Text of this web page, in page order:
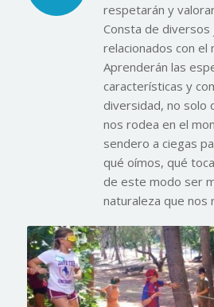
respetarán y
Consta de
relacionados con el
Aprenderán las
características y
diversidad, no solo
nos rodea en el
sendero a ciegas
qué oímos, qué
de este modo ser
naturaleza que nos